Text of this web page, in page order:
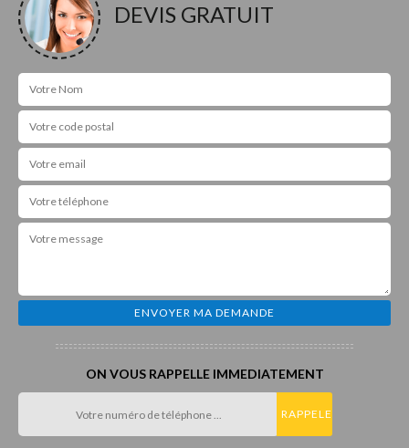
DEVIS GRATUIT
ON VOUS RAPPELLE IMMEDIATEMENT